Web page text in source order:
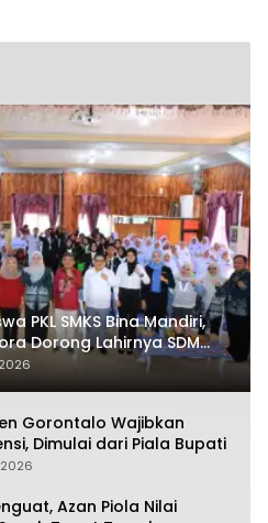
PKL SMKS Bina Mandiri,
Dorong Lahirnya SDM
Gorontalo Wajibkan
Dimulai dari Piala Bupati
Azan Piola Nilai